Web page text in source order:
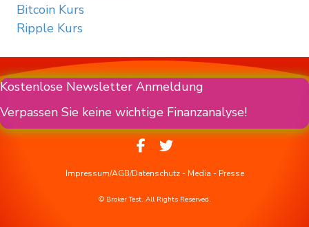
Bitcoin Kurs
Ripple Kurs
Kostenlose Newsletter Anmeldung
Verpassen Sie keine wichtige Finanzanalyse!
Impressum/AGB/Datenschutz- Media - Presse
© Broker Test. All Rights Reserved.